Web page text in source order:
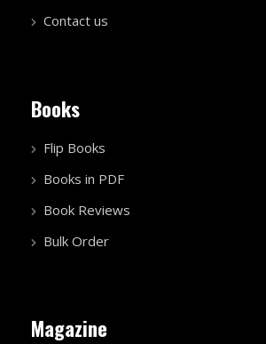
Contact us
Books
Flip Books
Books in PDF
Book Reviews
Bulk Order
Magazine